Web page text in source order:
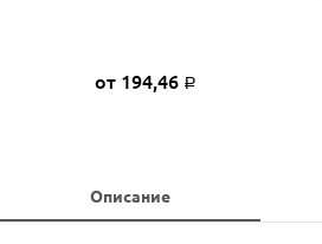
от 194,46 Р
Описание